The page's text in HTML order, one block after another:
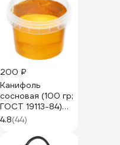
200 ₽
Канифоль
сосновая (100 гр;
ГОСТ 19113-84)
СИБРТЕХ 913342
4.8(44)